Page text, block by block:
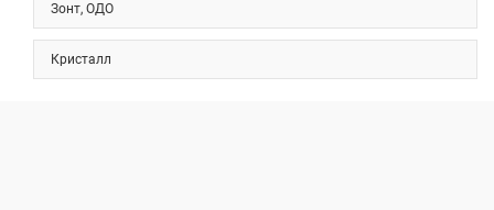
Зонт, ОДО
Кристалл